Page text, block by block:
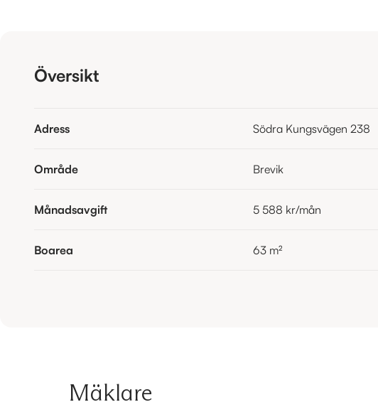
Översikt
Adress Södra Kungsvägen 238
Område Brevik
Månadsavgift 5 588 kr/mån
Boarea 63 m²
Mäklare